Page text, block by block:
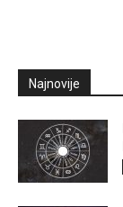
Najnovije